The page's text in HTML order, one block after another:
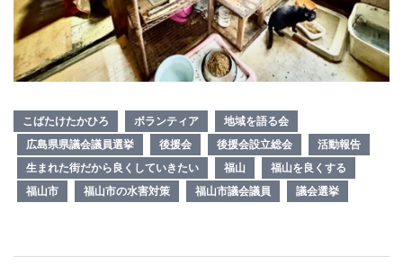
こばたけたかひろ ボランティア
地域を語る会
広島県県議会議員選挙
後援会 後援会設立総会
活動報告
生まれた街だから良くしていきたい
福山
福山を良くする
福山市
福山市の水害対策 福山市議会議員 議会選挙